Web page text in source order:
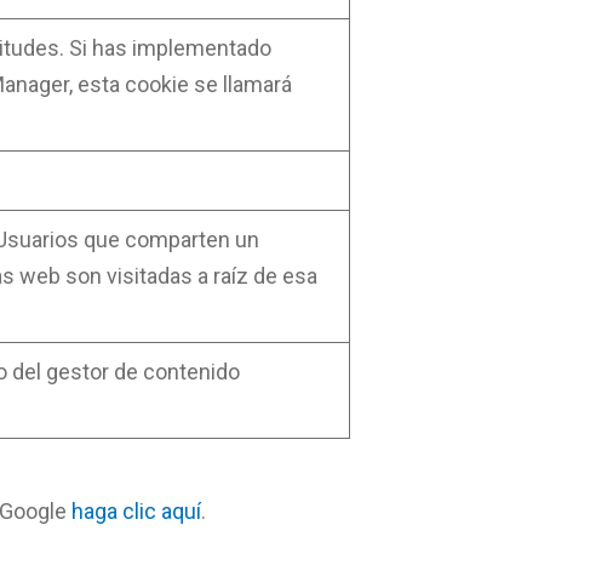
Si has implementado
esta cookie se llamará
que comparten un
web son visitadas a raíz de esa
del gestor de contenido
haga clic aquí.